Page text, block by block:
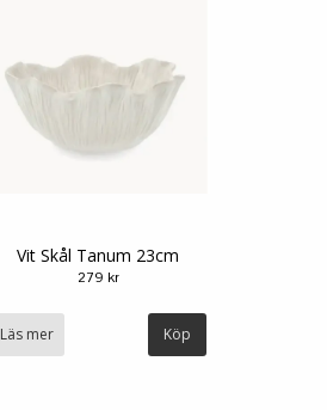
Vit Skål Tanum 23cm
279 kr
Läs mer